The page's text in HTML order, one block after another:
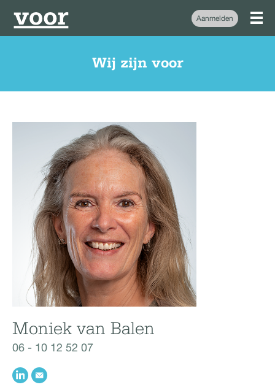
Aanmelden
Wij zijn voor
Moniek van Balen
06 - 10 12 52 07